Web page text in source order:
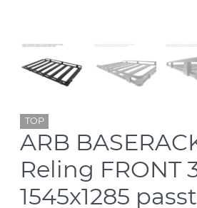
TOP
ARB
Reling FRONT
1545x1285